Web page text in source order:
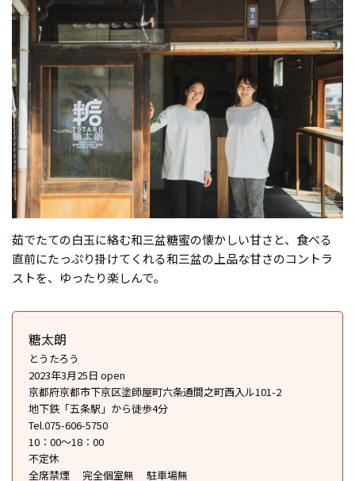
茹でたての白玉に絡む和三盆糖蜜の懐かしい甘さと、食べる
直前にたっぷり掛けてくれる和三盆の上品な甘さのコントラ
ストを、ゆったり楽しんで。
糖太朗
とうたろう
2023年3月25日 open
京都府京都市下京区塗師屋町六条通間之町西入ル101-2
地下鉄「五条駅」から徒歩4分
Tel.075-606-5750
10：00～18：00
不定休
全席禁煙
完全個室無
駐車場無